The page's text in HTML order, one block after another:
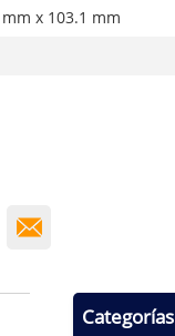
x 103.1 mm
Categorías